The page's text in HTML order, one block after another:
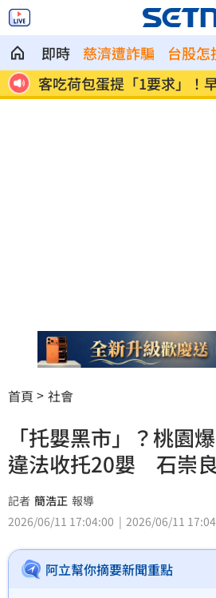
即時 慈濟遭詐騙 台股怎
空
客吃荷包蛋提「1要求」！
句
首頁 社會
「托嬰黑市」？桃園
違法收托20嬰 石崇
記者 簡浩正 報導
2026/06/11 17:04:00
2026/06/11
阿立幫你摘要新聞重點